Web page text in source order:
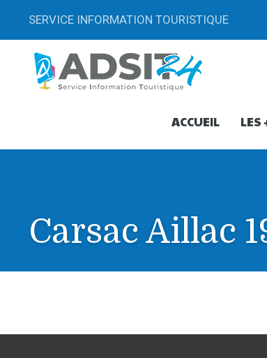
SERVICE INFORMATION TOURISTIQUE
ACCUEIL LES
Carsac Aillac
Carsac Aillac 19h